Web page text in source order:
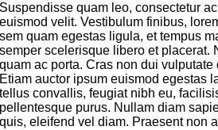
Suspendisse quam leo, consectetur
euismod velit. Vestibulum finibus,
sem quam egestas ligula, et tempus
semper scelerisque libero et placerat.
quam ac porta. Cras non dui
Etiam auctor ipsum euismod egestas
tellus convallis, feugiat nibh eu,
pellentesque purus. Nullam diam
quis, eleifend vel diam. Praesent non